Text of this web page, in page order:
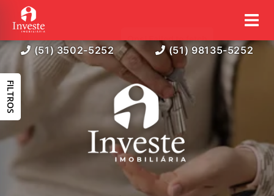
(51) 3502-5252 (51) 98135-5252
FILTROS